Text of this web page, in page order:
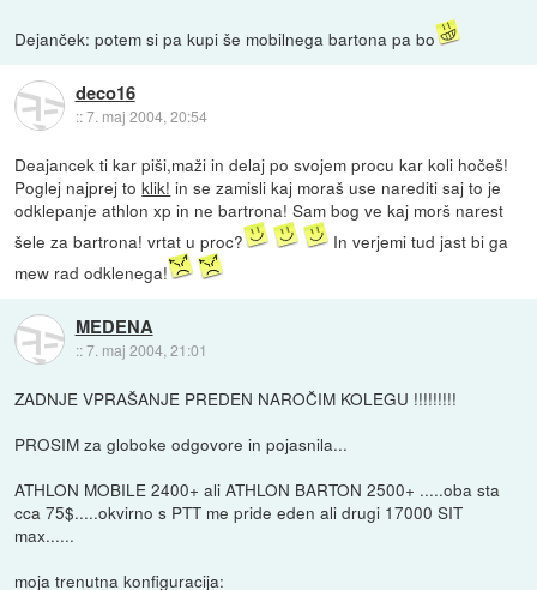
Dejanček: potem si pa kupi še mobilnega bartona pa bo
deco16
::7. maj 2004, 20:54
Deajancek ti kar piši,maži in delaj po svojem procu kar koli hočeš!
Poglej najprej toklik! in se zamisli kaj moraš use narediti saj to je
odklepanje athlon xp in ne bartrona! Sam bog ve kaj morš narest
šele za bartrona! vrtat u proc?
In verjemi tud jast bi ga
mew rad odklenega!
MEDENA
::7. maj 2004, 21:01
ZADNJE VPRAŠANJE PREDEN NAROČIM KOLEGU !!!!!!!!!
PROSIM za globoke odgovore in pojasnila...
ATHLON MOBILE 2400+ ali ATHLON BARTON 2500+ .....oba sta
cca 75$.....okvirno s PTT me pride eden ali drugi 17000 SIT
max......
moja trenutna konfiguracija: